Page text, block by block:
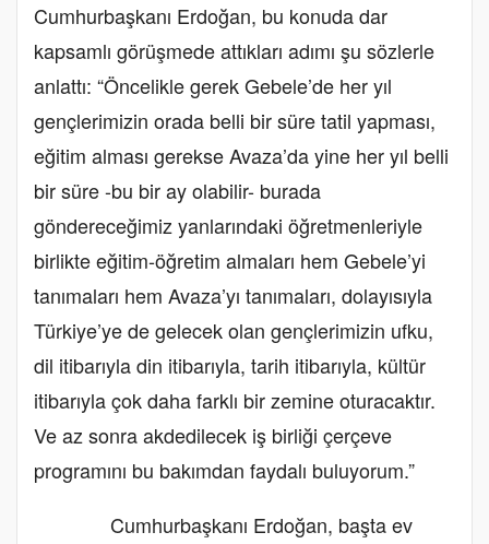
Cumhurbaşkanı Erdoğan, bu konuda dar
kapsamlı görüşmede attıkları adımı şu sözlerle
anlattı: “Öncelikle gerek Gebele’de her yıl
gençlerimizin orada belli bir süre tatil yapması,
eğitim alması gerekse Avaza’da yine her yıl belli
bir süre -bu bir ay olabilir- burada
göndereceğimiz yanlarındaki öğretmenleriyle
birlikte eğitim-öğretim almaları hem Gebele’yi
tanımaları hem Avaza’yı tanımaları, dolayısıyla
Türkiye’ye de gelecek olan gençlerimizin ufku,
dil itibarıyla din itibarıyla, tarih itibarıyla, kültür
itibarıyla çok daha farklı bir zemine oturacaktır.
Ve az sonra akdedilecek iş birliği çerçeve
programını bu bakımdan faydalı buluyorum.”
Cumhurbaşkanı Erdoğan, başta ev